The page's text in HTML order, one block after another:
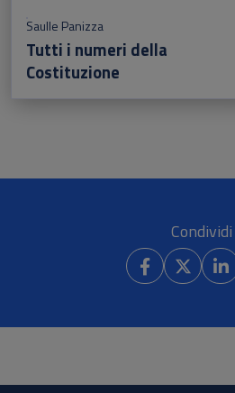
Saulle Panizza
Tutti i numeri della
Costituzione
Condividi